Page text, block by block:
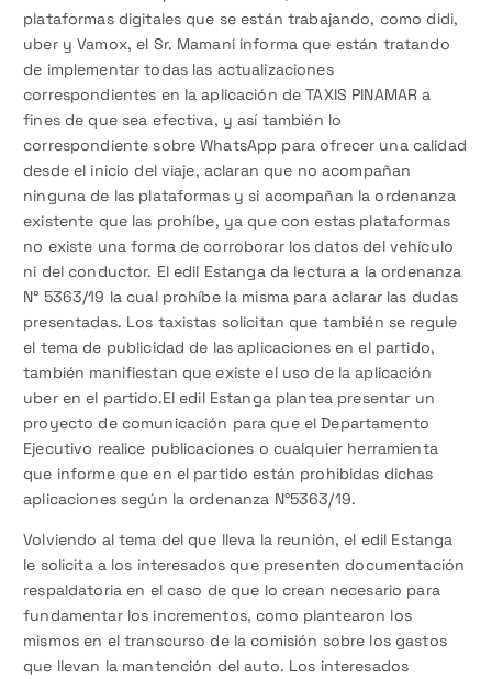
plataformas digitales que se están trabajando, como didi,
uber y Vamox, el Sr. Mamani informa que están tratando
de implementar todas las actualizaciones
correspondientes en la aplicación de TAXIS PINAMAR a
fines de que sea efectiva, y así también lo
correspondiente sobre WhatsApp para ofrecer una calidad
desde el inicio del viaje, aclaran que no acompañan
ninguna de las plataformas y si acompañan la ordenanza
existente que las prohíbe, ya que con estas plataformas
no existe una forma de corroborar los datos del vehículo
ni del conductor. El edil Estanga da lectura a la ordenanza
N° 5363/19 la cual prohíbe la misma para aclarar las dudas
presentadas. Los taxistas solicitan que también se regule
el tema de publicidad de las aplicaciones en el partido,
también manifiestan que existe el uso de la aplicación
uber en el partido.El edil Estanga plantea presentar un
proyecto de comunicación para que el Departamento
Ejecutivo realice publicaciones o cualquier herramienta
que informe que en el partido están prohibidas dichas
aplicaciones según la ordenanza N°5363/19.
Volviendo al tema del que lleva la reunión, el edil Estanga
le solicita a los interesados que presenten documentación
respaldatoria en el caso de que lo crean necesario para
fundamentar los incrementos, como plantearon los
mismos en el transcurso de la comisión sobre los gastos
que llevan la mantención del auto. Los interesados